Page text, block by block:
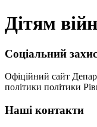
Дітям
Соціальний
Офіційний сайт
політики політики
Наші контакти